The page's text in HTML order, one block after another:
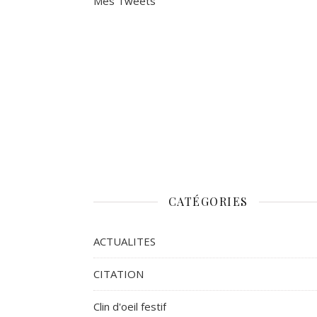
CATÉGORIES
ACTUALITES
CITATION
Clin d'oeil festif